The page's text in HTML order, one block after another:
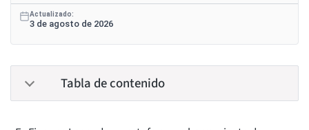
Actualizado:
3 de agosto de 2026
Tabla de contenido